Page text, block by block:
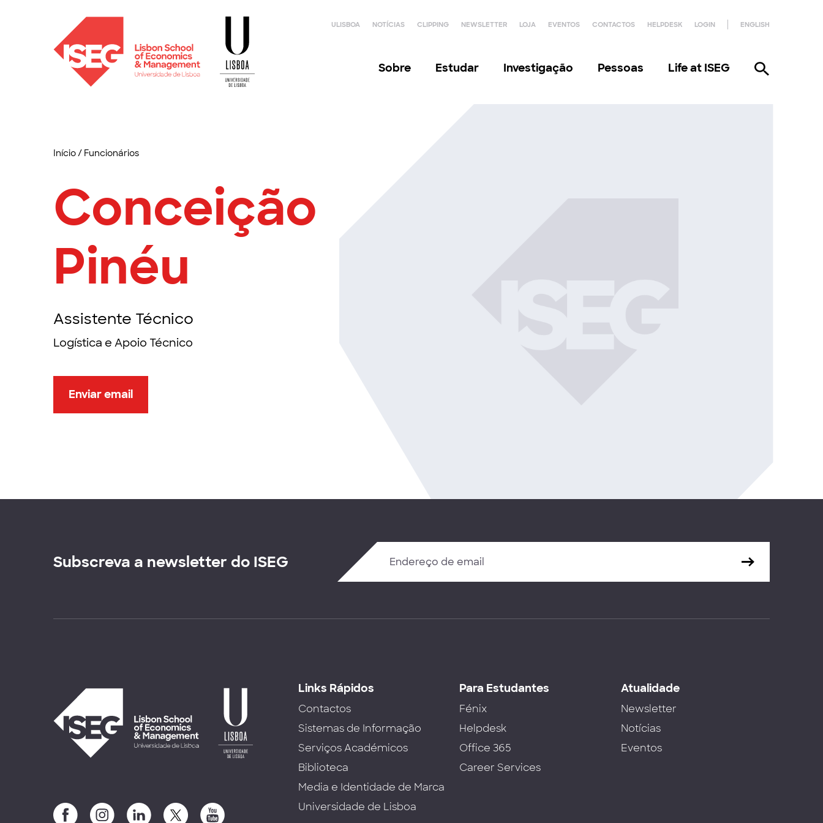
ULISBOA NOTÍCIAS CLIPPING NEWSLETTER LOJA EVENTOS CONTACTOS HELPDESK LOGIN ENGLISH
Sobre Estudar Investigação Pessoas Life at ISEG
Início/ Funcionários
Conceição
Pinéu
Assistente Técnico
Logística e Apoio Técnico
Enviar email
Subscreva a newsletter do ISEG
Links Rápidos
Contactos
Sistemas de Informação
Serviços Académicos
Biblioteca
Media e Identidade de Marca
Universidade de Lisboa
Para Estudantes
Fénix
Helpdesk
Office 365
Career Services
Atualidade
Newsletter
Notícias
Eventos